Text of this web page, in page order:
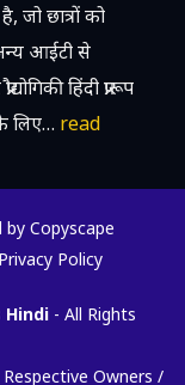
जो छात्रों को
आईटी से
हिंदी प्रारूप
लिए… read
Privacy Policy
Hindi - All Rights
Owners /